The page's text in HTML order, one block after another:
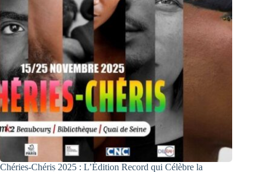
Chéries-Chéris 2025 : L’Édition Record qui Célèbre la